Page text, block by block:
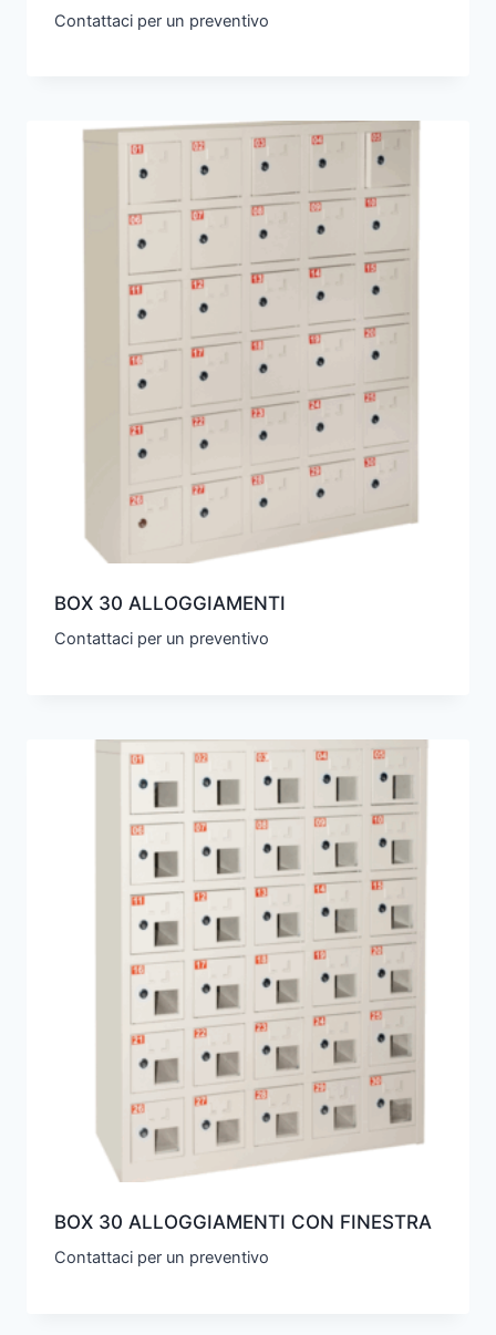
Contattaci per un preventivo
BOX 30 ALLOGGIAMENTI
Contattaci per un preventivo
BOX 30 ALLOGGIAMENTI CON FINESTRA
Contattaci per un preventivo